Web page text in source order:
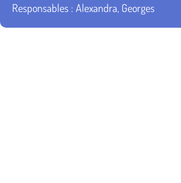
Responsables : Alexandra, Georges